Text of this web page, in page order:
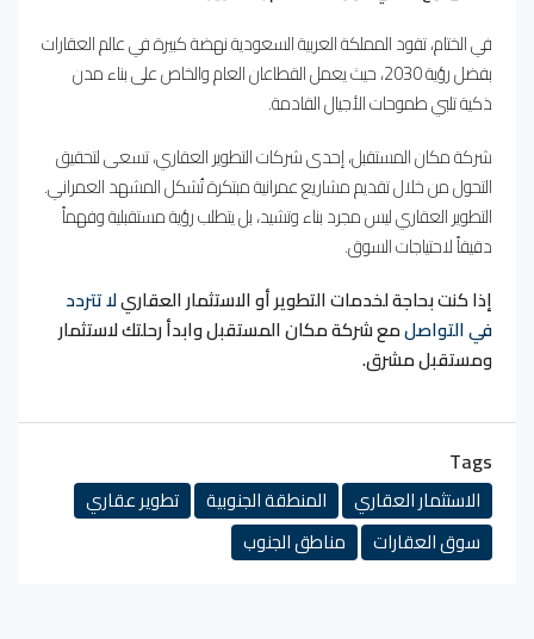
في الختام، تقود المملكة العربية السعودية نهضة كبيرة في عالم العقارات
بفضل رؤية 2030، حيث يعمل القطاعان العام والخاص على بناء مدن
ذكية تلبي طموحات الأجيال القادمة.
شركة مكان المستقبل، إحدى شركات التطوير العقاري، تسعى لتحقيق
التحول من خلال تقديم مشاريع عمرانية مبتكرة تُشكل المشهد العمراني.
التطوير العقاري ليس مجرد بناء وتشيد، بل يتطلب رؤية مستقبلية وفهماً
دقيقاً لاحتياجات السوق.
إذا كنت بحاجة لخدمات التطوير أو الاستثمار العقاريلا تتردد
في التواصلمع شركة مكان المستقبل وابدأ رحلتك لاستثمار
ومستقبل مشرق.
Tags
الاستثمار العقاري المنطقة الجنوبية
تطوير عقاري
سوق العقارات
مناطق الجنوب